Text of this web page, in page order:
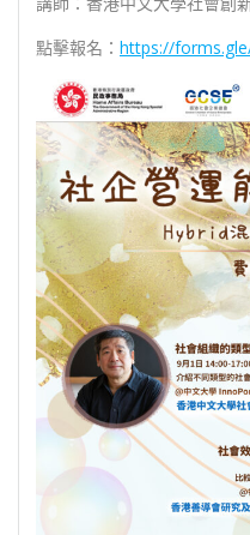
點擊報名： https://